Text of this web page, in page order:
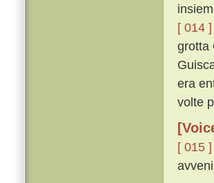
[ 014 ]
grotta
era
volte
[ 015 ]